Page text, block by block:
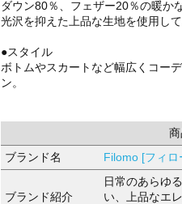
ダウン80％、フェザー20％の暖か
光沢を抑えた上品な生地を使用して
●スタイル
ボトムやスカートなど幅広くコー
ン。
ブランド名
Filomo [フィロ
ブランド紹介
日常のあらゆ
い、上品なエ